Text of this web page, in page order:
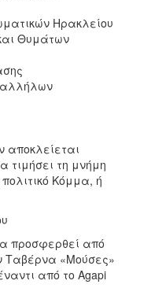
Ηρακλείου
Θυμάτων
αποκλείεται
τιμήσει τη μνήμη
Κόμμα, ή
προσφερθεί από
Ταβέρνα «Μούσες»
από το Agapi